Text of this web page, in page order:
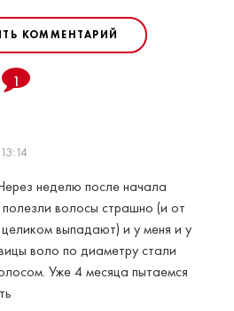
КОММЕНТАРИЙ
1
неделю после начала
волосы страшно (и от
выпадают) и у меня и у
воло по диаметру стали
Уже 4 месяца пытаемся